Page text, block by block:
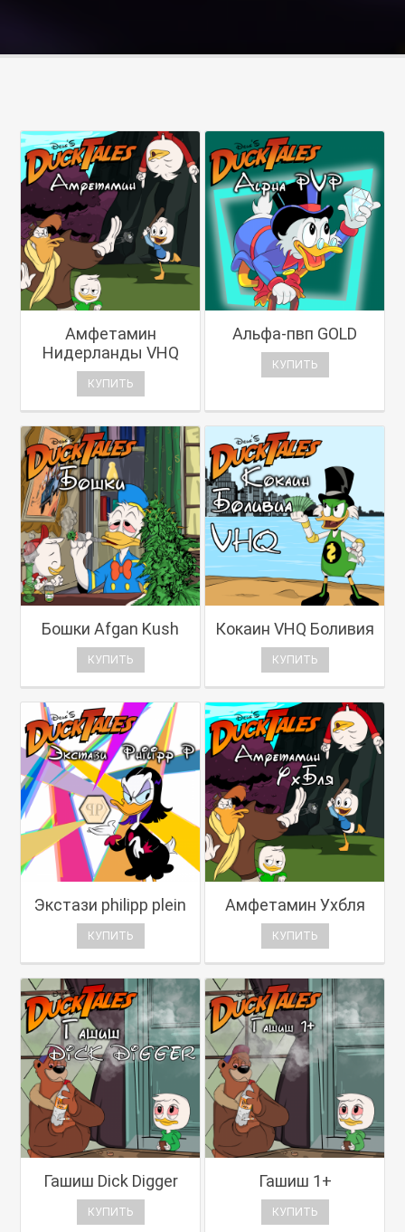
Амфетамин
Нидерланды VHQ
КУПИТЬ
Альфа-пвп GOLD
КУПИТЬ
Бошки Afgan Kush
КУПИТЬ
Кокаин VHQ Боливия
КУПИТЬ
Экстази philipp plein
КУПИТЬ
Амфетамин Ухбля
КУПИТЬ
Гашиш Dick Digger
КУПИТЬ
Гашиш 1+
КУПИТЬ